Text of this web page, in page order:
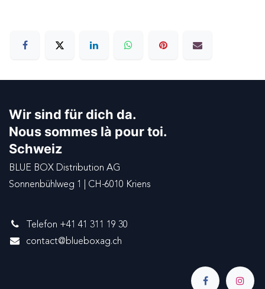
Wir sind für dich da.
Nous sommes là pour toi.
Schweiz
BLUE BOX Distribution AG
Sonnenbühlweg 1 | CH-6010 Kriens
Telefon +41 41 311 19 30
contact@blueboxag.ch